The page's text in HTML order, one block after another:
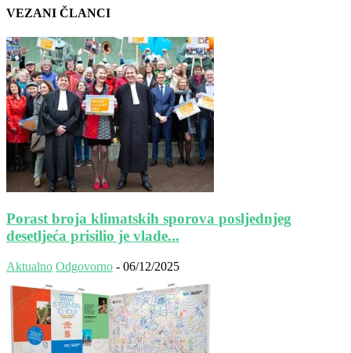
VEZANI ČLANCI
Porast broja klimatskih sporova posljednjeg
desetljeća prisilio je vlade...
Aktualno Odgovorno - 06/12/2025